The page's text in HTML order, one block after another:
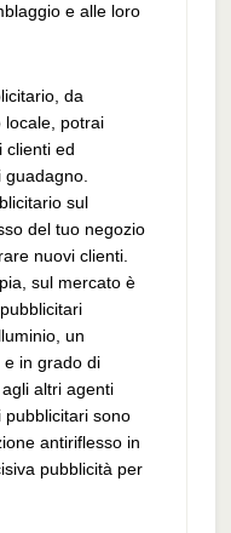
e alle loro
da
locale, potrai
clienti ed
guadagno.
sul
del tuo negozio
nuovi clienti.
sul mercato è
un
e in grado di
altri agenti
pubblicitari sono
antiriflesso in
pubblicità per